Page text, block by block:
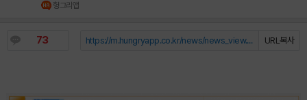
헝그리앱
73 URL복사
https://m.hungryapp.co.kr/news/news_view.php?durl=YmNvZGU9b...